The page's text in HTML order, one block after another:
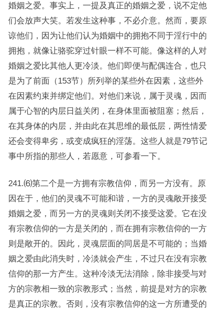
婚姻之爱。事实上，一提及真正的婚姻之爱，说不定他
们会放声大笑。若发生这种事，不必介意。然而，要原
谅他们，因为让他们认为婚姻中的拥抱不同于淫行中的
拥抱，就像让骆驼穿过针眼一样不可能。像这样的人对
婚姻之爱比其他人更冷淡。他们即便与配偶连合，也只
是为了前面（153节）所列举的某些外在因素，这些外
在因素约束并绑定他们。对他们来说，属于灵魂，因而
属于心智的内层日益关闭，在身体里面被阻塞；然后，
在其身体的内层，并由此在其思维的最低层，两性情爱
还会变得卑劣，或变成疯狂的淫荡。这些人就是79节记
事中所指的那些人，若愿意，可参看一下。
241.⑹第二个是一方拥有宗教信仰，而另一方没有。原
因在于，他们的灵魂不可能和谐，一方的灵魂敞开接受
婚姻之爱，而另一方的灵魂则关闭不接受这爱。它在没
有宗教信仰的一方是关闭的，而在拥有宗教信仰的一方
则是敞开的。因此，灵魂层面的同居是不可能的；当婚
姻之爱由此消失时，冷淡就会产生，不过只在没有宗教
信仰的那一方产生。这种冷淡无法消除，除非接受与对
方的宗教相一致的宗教形式；当然，前提是对方的宗教
是真正的宗教。否则，没有宗教信仰的这一方所遭受的